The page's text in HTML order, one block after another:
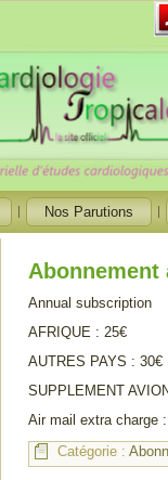
Nos Parutions
Abonnement
Annual subscription
AFRIQUE : 25€
AUTRES PAYS : 30€
SUPPLEMENT
Air mail extra
Catégorie :